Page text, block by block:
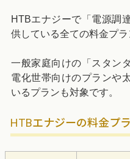
HTBエナジーで「電源調
供している全ての料金プラ
一般家庭向けの「スタン
電化世帯向けのプランや
いるプランも対象です。
HTBエナジーの料金プ